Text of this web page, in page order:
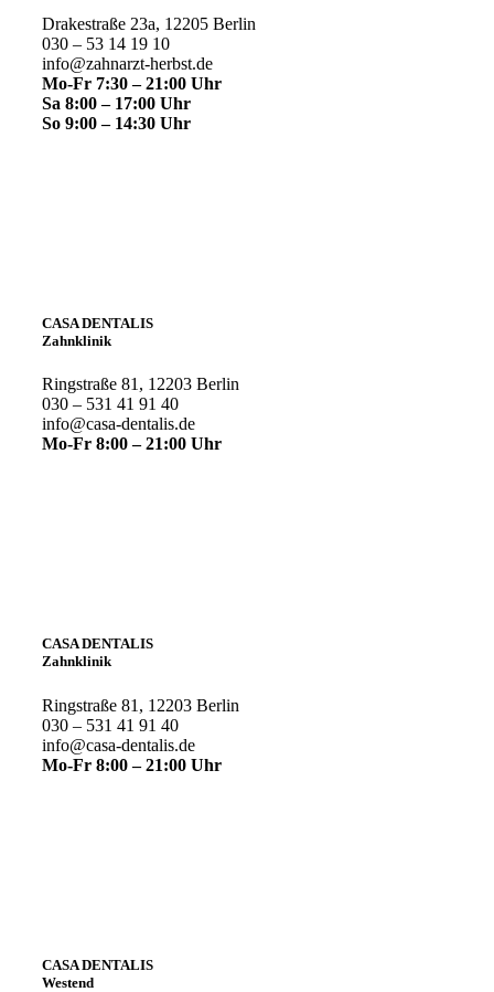
Drakestraße 23a, 12205 Berlin
030 – 53 14 19 10
info@zahnarzt-herbst.de
Mo-Fr 7:30 – 21:00 Uhr
Sa 8:00 – 17:00 Uhr
So 9:00 – 14:30 Uhr
CASA DENTALIS
Zahnklinik
Ringstraße 81, 12203 Berlin
030 – 531 41 91 40
info@casa-dentalis.de
Mo-Fr 8:00 – 21:00 Uhr
CASA DENTALIS
Zahnklinik
Ringstraße 81, 12203 Berlin
030 – 531 41 91 40
info@casa-dentalis.de
Mo-Fr 8:00 – 21:00 Uhr
CASA DENTALIS
Westend